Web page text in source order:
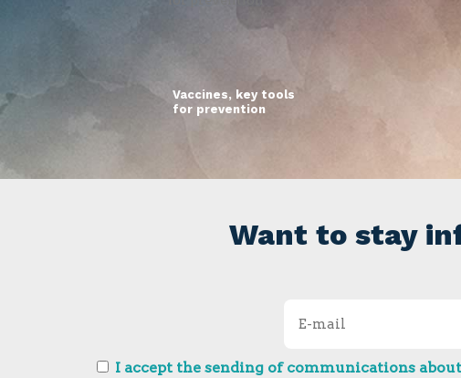
Vaccines, key tools
for prevention
Want to stay
I accept the sending of communications